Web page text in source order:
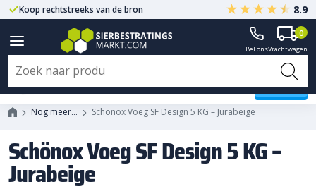
Koop rechtstreeks van de bron Centrale ligging NL 8.9
Bel onsVrachtwagen
0
Nog meer… Schönox Voeg SF Design 5 KG – Jurabeige
Schönox Voeg SF Design 5 KG –
Jurabeige
Schönox Voeg SF Design 5 KG -
Jurabeige